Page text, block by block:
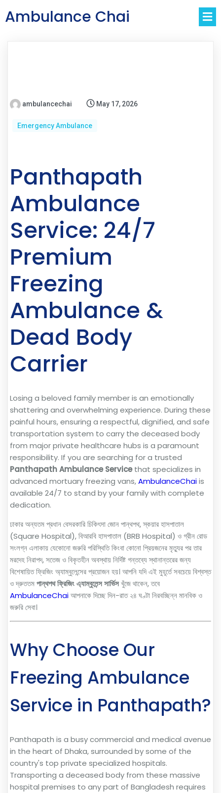
Ambulance Chai
ambulancechai May 17, 2026
Emergency Ambulance
Panthapath
Ambulance
Service: 24/7
Premium
Freezing
Ambulance &
Dead Body
Carrier
Losing a beloved family member is an emotionally
shattering and overwhelming experience. During these
painful hours, ensuring a respectful, dignified, and safe
transportation system to carry the deceased body
from major private healthcare hubs is a paramount
responsibility. If you are searching for a trusted
Panthapath Ambulance Servicethat specializes in
advanced mortuary freezing vans,AmbulanceChaiis
available 24/7 to stand by your family with complete
dedication.
ঢাকার অন্যতম প্রধান বেসরকারি চিকিৎসা জোন পান্থপথ, স্কয়ার হাসপাতাল
(Square Hospital), বিআরবি হাসপাতাল (BRB Hospital) ও গ্রীন রোড
সংলগ্ন এলাকায় যেকোনো জরুরি পরিস্থিতি কিংবা কোনো প্রিয়জনের মৃত্যুর পর তার
মরদেহ নিরাপদ, সতেজ ও বিকৃতহীন অবস্থায় নির্দিষ্ট গন্তব্যে স্থানান্তরের জন্য
বিশেষায়িত ফ্রিজিং অ্যাম্বুলেন্সের প্রয়োজন হয়। আপনি যদি এই মুহূর্তে সবচেয়ে বিশ্বস্ত
ও দ্রুততমপান্থপথ ফ্রিজিং এ্যাম্বুলেন্স সার্ভিসখুঁজে থাকেন, তবে
AmbulanceChaiআপনাকে দিচ্ছে দিন-রাত ২৪ ঘণ্টা নিরবচ্ছিন্ন মানবিক ও
জরুরি সেবা।
Why Choose Our
Freezing Ambulance
Service in Panthapath?
Panthapath is a busy commercial and medical avenue
in the heart of Dhaka, surrounded by some of the
country's top private specialized hospitals.
Transporting a deceased body from these massive
hospital premises to any part of Bangladesh requires